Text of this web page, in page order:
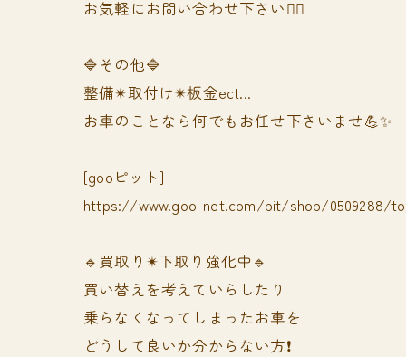
お気軽にお問い合わせ下さい🙆‍♀️
🔷その他🔷
整備✴︎取付け✴︎板金ect...
お車のことなら何でもお任せ下さいませ💪✨
[gooピット]
https://www.goo-net.com/pit/shop/0509288/
🔹買取り✴︎下取り強化中🔹
買い替えを考えていらしたり
乗らなくなってしまったお車を
どうして良いか分からない方❗️